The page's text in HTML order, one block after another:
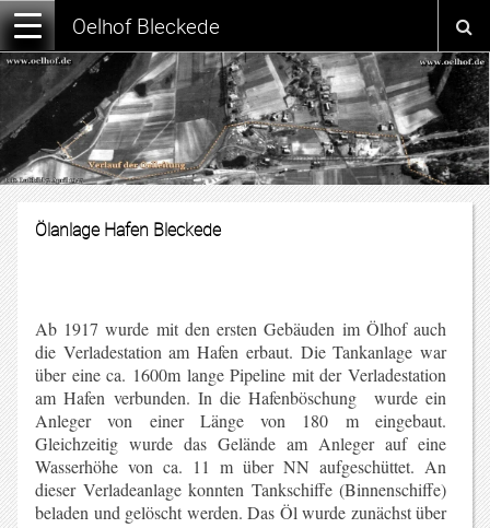
Oelhof Bleckede
Ölanlage Hafen Bleckede
Ab 1917 wurde mit den ersten Gebäuden im Ölhof auch
die Verladestation am Hafen erbaut. Die Tankanlage war
über eine ca. 1600m lange Pipeline mit der Verladestation
am Hafen verbunden. In die Hafenböschung wurde ein
Anleger von einer Länge von 180 m eingebaut.
Gleichzeitig wurde das Gelände am Anleger auf eine
Wasserhöhe von ca. 11 m über NN aufgeschüttet. An
dieser Verladeanlage konnten Tankschiffe (Binnenschiffe)
beladen und gelöscht werden. Das Öl wurde zunächst über